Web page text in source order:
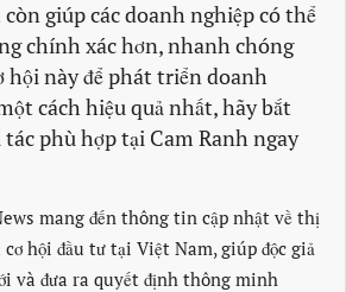
còn giúp các doanh nghiệp có thể
chính xác hơn, nhanh chóng
hội này để phát triển doanh
cách hiệu quả nhất, hãy bắt
phù hợp tại Cam Ranh ngay
mang đến thông tin cập nhật về thị
hội đầu tư tại Việt Nam, giúp độc giả
và đưa ra quyết định thông minh